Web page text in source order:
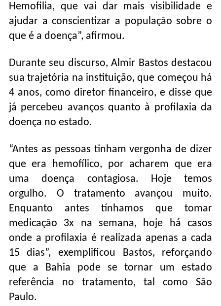
Hemofilia, que vai dar mais visibilidade e
ajudar a conscientizar a população sobre o
que é a doença”, afirmou.
Durante seu discurso, Almir Bastos destacou
sua trajetória na instituição, que começou há
4 anos, como diretor financeiro, e disse que
já percebeu avanços quanto à profilaxia da
doença no estado.
“Antes as pessoas tinham vergonha de dizer
que era hemofílico, por acharem que era
uma doença contagiosa. Hoje temos
orgulho. O tratamento avançou muito.
Enquanto antes tínhamos que tomar
medicação 3x na semana, hoje há casos
onde a profilaxia é realizada apenas a cada
15 dias”, exemplificou Bastos, reforçando
que a Bahia pode se tornar um estado
referência no tratamento, tal como São
Paulo.